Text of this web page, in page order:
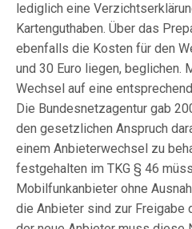
lediglich eine
Kartenguthaben. Über das
ebenfalls die Kosten für den
und 30 Euro liegen, beglichen.
Wechsel auf eine
Die Bundesnetzagentur gab
den gesetzlichen Anspruch
einem Anbieterwechsel zu
festgehalten im TKG § 46
Mobilfunkanbieter ohne
die Anbieter sind zur Freigabe